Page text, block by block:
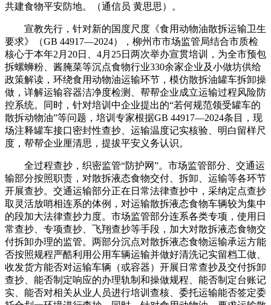
共建食物平安防地。（通信员 黄思思）。
宣教先行，针对新的国度尺度《食用动物油散拆运输卫生
要求》（GB 44917—2024），柳州市市场监管局结合市质检
核心于本年2月20日、4月25日两次举办宣贯培训，为全市预包
拆螺蛳粉、酱腌菜等沉点食物行业330余家企业及小做坊供给
政策解读，环绕食用动物油运输环节，模仿散拆油罐车拆卸操
做，详解运输容器洁净度检测、帮帮企业成立运输过程风险防
控系统。同时，针对培训中企业提出的“若何规范领受罐车的
散拆动物油”等问题，培训专家根据GB 44917—2024条目，现
场注释罐车接口密封性查抄、运输温度记实核验、明白留样尺
度，帮帮企业厘清思，提拔平安义务认识。
全过程查抄，织密监管“防护网”。市场监管部分、交通运
输部分按照职责，对散拆液态食物交付、拆卸、运输等各环节
开展查抄。交通运输部分正在日常法律查抄中，采纳定点查抄
取灵活放哨相连系的体例，对运输散拆液态食物车辆较为集中
的段加大法律查抄力度。市场监管部分连系各类专项，使用日
常查抄、专项查抄、飞翔查抄等手段，加大对散拆液态食物交
付拆卸办理的监管。两部分沉点对散拆液态食物运输承运方能
否按照规程严酷利用公用车辆运输并做好清洗记实留档工做、
收发货方能否对运输车辆（或容器）开展日常查抄及交付拆卸
查抄、能否制定响应的办理轨制和操做规程、能否制定台账记
实、能否对相关从业人员进行培训查核、委托运输能否签定委